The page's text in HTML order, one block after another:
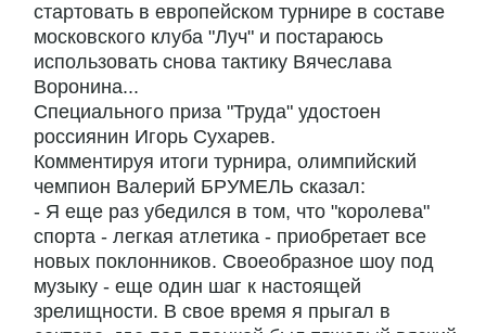
стартовать в европейском турнире в составе
московского клуба "Луч" и постараюсь
использовать снова тактику Вячеслава
Воронина...
Специального приза "Труда" удостоен
россиянин Игорь Сухарев.
Комментируя итоги турнира, олимпийский
чемпион Валерий БРУМЕЛЬ сказал:
- Я еще раз убедился в том, что "королева"
спорта - легкая атлетика - приобретает все
новых поклонников. Своеобразное шоу под
музыку - еще один шаг к настоящей
зрелищности. В свое время я прыгал в